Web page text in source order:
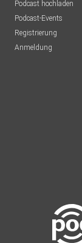
Podcast hochladen
Podcast-Events
Registrierung
Anmeldung